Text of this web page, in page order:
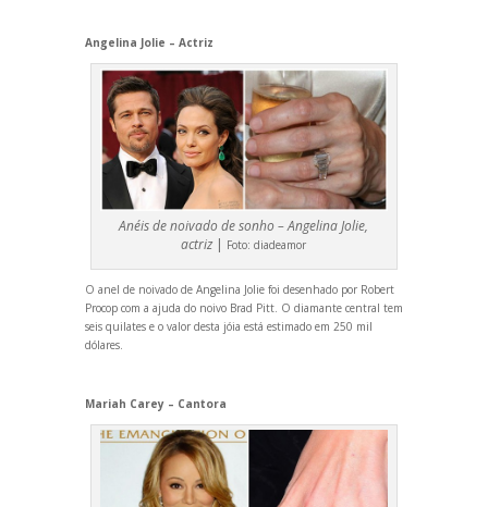
Angelina Jolie – Actriz
Anéis de noivado de sonho – Angelina Jolie,
actriz | Foto:diadeamor
O anel de noivado de Angelina Jolie foi desenhado por Robert
Procop com a ajuda do noivo Brad Pitt. O diamante central tem
seis quilates e o valor desta jóia está estimado em 250 mil
dólares.
Mariah Carey – Cantora